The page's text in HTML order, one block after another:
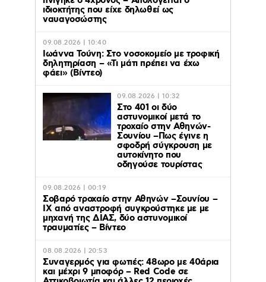
ιδιοκτήτης που είχε δηλωθεί ως
ναυαγοσώστης
09.08.2026 | 10:40
Ιωάννα Τούνη: Στο νοσοκομείο με τροφική
δηλητηρίαση – «Τι μάτι πρέπει να έχω
φάει» (Βίντεο)
09.08.2026 | 10:32
Στο 401 οι δύο
αστυνομικοί μετά το
τροχαίο στην Αθηνών-
Σουνίου –Πως έγινε η
σφοδρή σύγκρουση με
αυτοκίνητο που
οδηγούσε τουρίστας
09.08.2026 | 00:19
Σοβαρό τροχαίο στην Αθηνών –Σουνίου –
ΙΧ από αναστροφή συγκρούστηκε με με
μηχανή της ΔΙΑΣ, δύο αστυνομικοί
τραυματίες – Βίντεο
08.08.2026 | 20:53
Συναγερμός για φωτιές: 48ωρο με 40άρια
και μέχρι 9 μποφόρ – Red Code σε